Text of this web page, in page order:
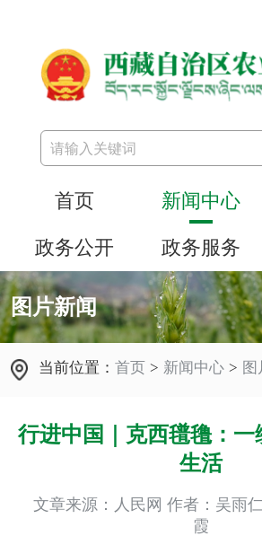
首页 新闻中心
政务公开 政务服务
图片新闻
当前位置：首页 > 新闻中心 > 图
行进中国｜克西氆氇：一
生活
文章来源：人民网 作者：吴雨
霞